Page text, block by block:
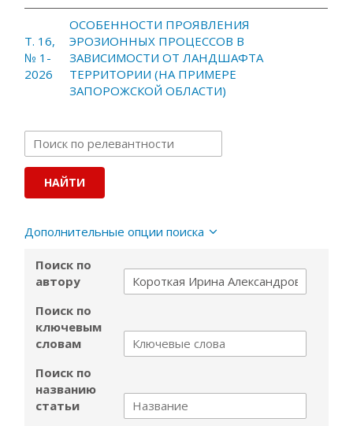
Т. 16,
№ 1-
2026
ОСОБЕННОСТИ ПРОЯВЛЕНИЯ
ЭРОЗИОННЫХ ПРОЦЕССОВ В
ЗАВИСИМОСТИ ОТ ЛАНДШАФТА
ТЕРРИТОРИИ (НА ПРИМЕРЕ
ЗАПОРОЖСКОЙ ОБЛАСТИ)
Дополнительные опции поиска
Поиск по
автору
Поиск по
ключевым
словам
Поиск по
названию
статьи